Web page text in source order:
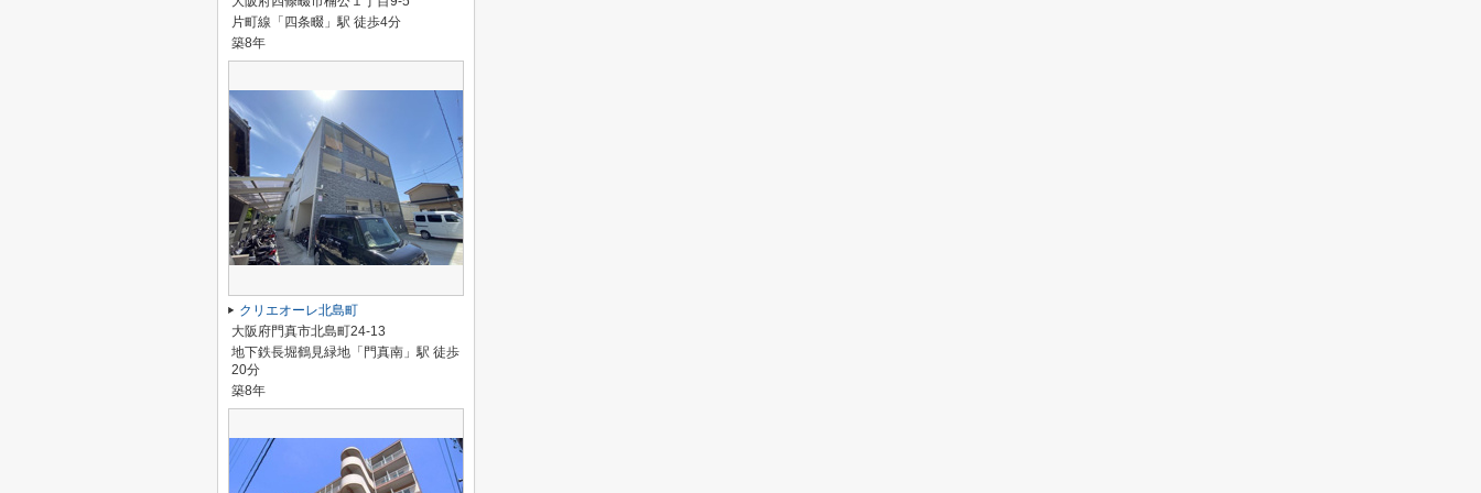
片町線「四条畷」駅 徒歩4分
築8年
クリエオーレ北島町
大阪府門真市北島町24-13
地下鉄長堀鶴見緑地「門真南」駅 徒歩
20分
築8年